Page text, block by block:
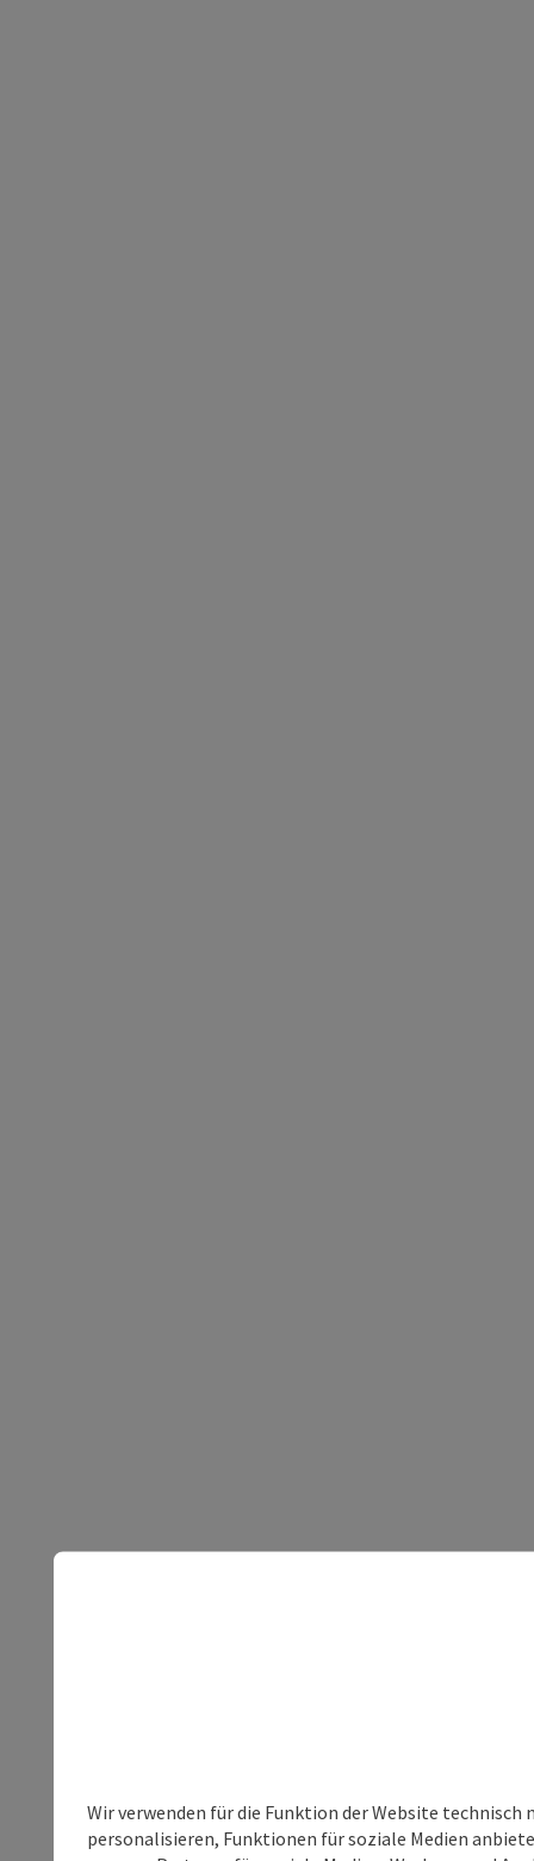
Wir verwenden für die Funktion der Website
personalisieren, Funktionen für soziale Medien